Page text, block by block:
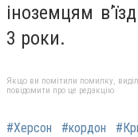
іноземцям
3 роки.
Якщо ви помітили помилку,
повідомити про це редакцію
#Херсон #кордон